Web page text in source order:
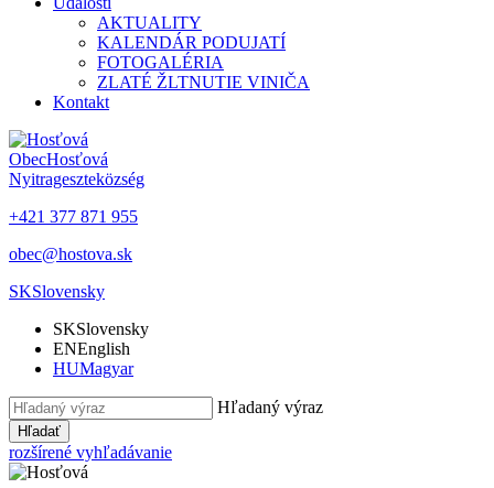
AKTUALITY
KALENDÁR PODUJATÍ
FOTOGALÉRIA
ZLATÉ ŽLTNUTIE VINIČA
Kontakt
ObecHosťová
Nyitrageszteközség
+421 377 871 955
obec@hostova.sk
SKSlovensky
SKSlovensky
ENEnglish
HUMagyar
Hľadaný výraz
Hľadať
rozšírené vyhľadávanie